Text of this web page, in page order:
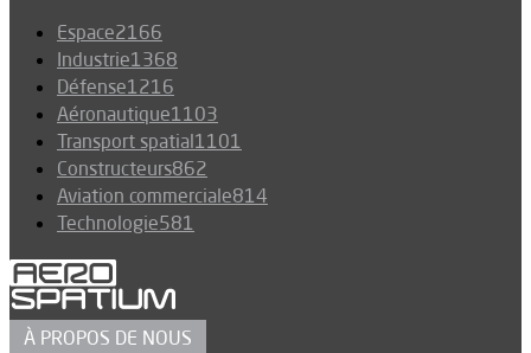
Espace2166
Industrie1368
Défense1216
Aéronautique1103
Transport spatial1101
Constructeurs862
Aviation commerciale814
Technologie581
À PROPOS DE NOUS